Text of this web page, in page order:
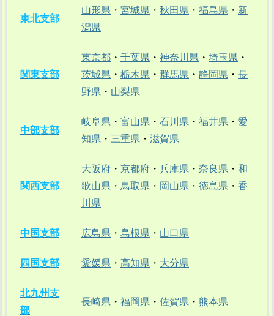
東北支部
山形県 ・ 宮城県 ・ 秋田県 ・ 福島県 ・ 新
潟県
関東支部
東京都 ・ 千葉県 ・ 神奈川県 ・ 埼玉県 ・
茨城県 ・ 栃木県 ・ 群馬県 ・ 静岡県 ・ 長
野県 ・ 山梨県
中部支部
岐阜県 ・ 富山県 ・ 石川県 ・ 福井県 ・ 愛
知県 ・ 三重県 ・ 滋賀県
関西支部
大阪府 ・ 京都府 ・ 兵庫県 ・ 奈良県 ・ 和
歌山県 ・ 鳥取県 ・ 岡山県 ・ 徳島県 ・ 香
川県
中国支部 広島県 ・ 島根県 ・ 山口県
四国支部 愛媛県 ・ 高知県 ・ 大分県
北九州支
部
長崎県 ・ 福岡県 ・ 佐賀県 ・ 熊本県